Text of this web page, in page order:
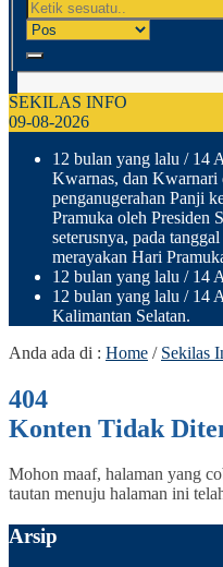
SEKILAS INFO
09-08-2026
12 bulan yang lalu / 14
Kwarnas, dan Kwarnari
penganugerahan Panji
Pramuka oleh Presiden
seterusnya, pada
merayakan Hari
12 bulan yang lalu / 14
12 bulan yang lalu / 14
Kalimantan Selatan.
Anda ada di : Home / Sekilas
404
Konten Tidak
Mohon maaf, halaman yang
tautan menuju halaman ini
Arsip